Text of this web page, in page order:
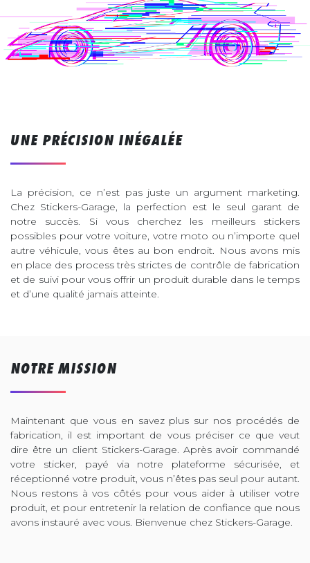
UNE PRÉCISION INÉGALÉE
La précision, ce n’est pas juste un argument marketing.
Chez Stickers-Garage, la perfection est le seul garant de
notre succès. Si vous cherchez les meilleurs stickers
possibles pour votre voiture, votre moto ou n’importe quel
autre véhicule, vous êtes au bon endroit. Nous avons mis
en place des process très strictes de contrôle de fabrication
et de suivi pour vous offrir un produit durable dans le temps
et d’une qualité jamais atteinte.
NOTRE MISSION
Maintenant que vous en savez plus sur nos procédés de
fabrication, il est important de vous préciser ce que veut
dire être un client Stickers-Garage. Après avoir commandé
votre sticker, payé via notre plateforme sécurisée, et
réceptionné votre produit, vous n’êtes pas seul pour autant.
Nous restons à vos côtés pour vous aider à utiliser votre
produit, et pour entretenir la relation de confiance que nous
avons instauré avec vous. Bienvenue chez Stickers-Garage.